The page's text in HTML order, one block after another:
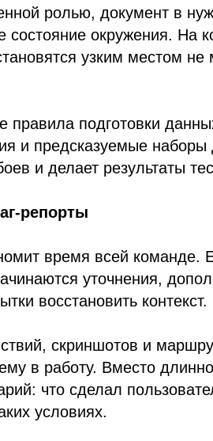
ролью, документ в
состояние окружения. На
узким местом
подготовки
и предсказуемые
и делает результаты
репорты
время всей команде.
уточнения,
восстановить контекст.
скриншотов и
в работу. Вместо
что сделал
условиях.